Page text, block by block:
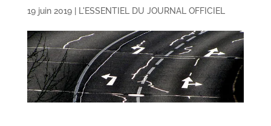
19 juin 2019| L'ESSENTIEL DU JOURNAL OFFICIEL